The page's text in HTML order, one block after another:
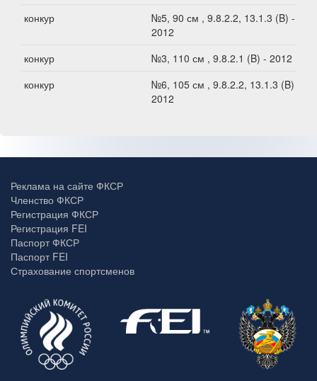
конкур
№5, 90 см , 9.8.2.2, 13.1.3 (B) -
2012
конкур
№3, 110 см , 9.8.2.1 (B) - 2012
конкур
№6, 105 см , 9.8.2.2, 13.1.3 (B) -
2012
Реклама на сайте ФКСР
Членство ФКСР
Регистрация ФКСР
Регистрация FEI
Паспорт ФКСР
Паспорт FEI
Страхование спортсменов